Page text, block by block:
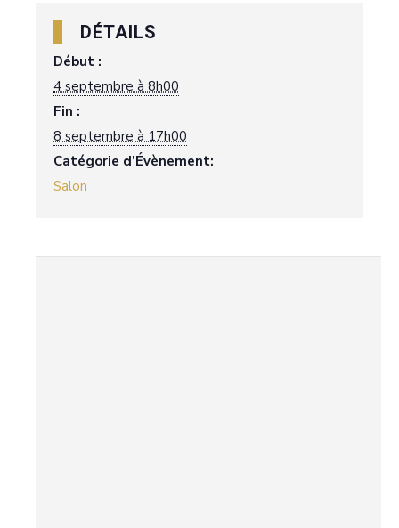
DÉTAILS
Début :
4 septembre à 8h00
Fin :
8 septembre à 17h00
Catégorie d’Évènement:
Salon